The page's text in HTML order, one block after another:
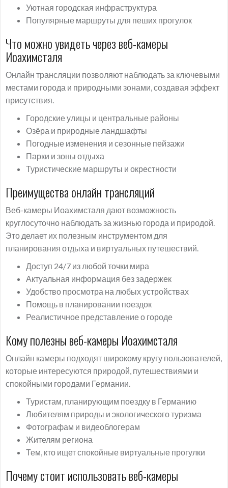
Уютная городская инфраструктура
Популярные маршруты для пеших прогулок
Что можно увидеть через веб-камеры
Иоахимсталя
Онлайн трансляции позволяют наблюдать за ключевыми
местами города и природными зонами, создавая эффект
присутствия.
Городские улицы и центральные районы
Озёра и природные ландшафты
Погодные изменения и сезонные пейзажи
Парки и зоны отдыха
Туристические маршруты и окрестности
Преимущества онлайн трансляций
Веб-камеры Иоахимсталя дают возможность
круглосуточно наблюдать за жизнью города и природой.
Это делает их полезным инструментом для
планирования отдыха и виртуальных путешествий.
Доступ 24/7 из любой точки мира
Актуальная информация без задержек
Удобство просмотра на любых устройствах
Помощь в планировании поездок
Реалистичное представление о городе
Кому полезны веб-камеры Иоахимсталя
Онлайн камеры подходят широкому кругу пользователей,
которые интересуются природой, путешествиями и
спокойными городами Германии.
Туристам, планирующим поездку в Германию
Любителям природы и экологического туризма
Фотографам и видеоблогерам
Жителям региона
Тем, кто ищет спокойные виртуальные прогулки
Почему стоит использовать веб-камеры